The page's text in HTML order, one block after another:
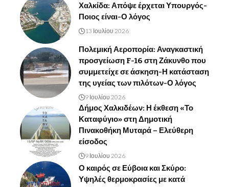
Χαλκίδα: Απόψε έρχεται Υπουργός-
Ποιος είναι-Ο λόγος
13 Ιουλίου 2026
Πολεμική Αεροπορία: Αναγκαστική
προσγείωση F-16 στη Ζάκυνθο που
συμμετείχε σε άσκηση-Η κατάσταση
της υγείας των πιλότων-Ο λόγος
9 Ιουλίου 2026
Δήμος Χαλκιδέων: Η έκθεση «Το
Καταφύγιο» στη Δημοτική
Πινακοθήκη Μυταρά – Ελεύθερη
είσοδος
9 Ιουλίου 2026
Ο καιρός σε Εύβοια και Σκύρο:
Υψηλές θερμοκρασίες με κατά